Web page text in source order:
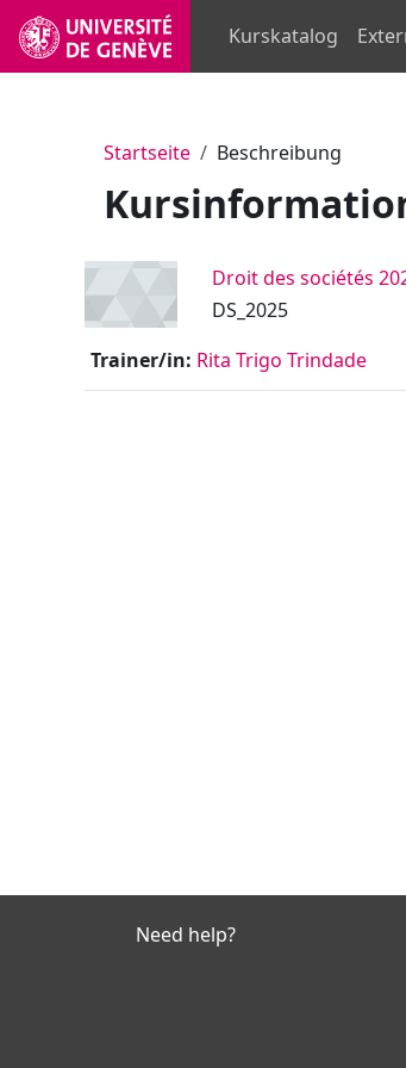
Zum Hauptinhalt
Kurskatalog
Startseite
Beschreibung
Droit des sociétés
DS_2025
Trainer/in: Rita Trigo Trindade
Need help?